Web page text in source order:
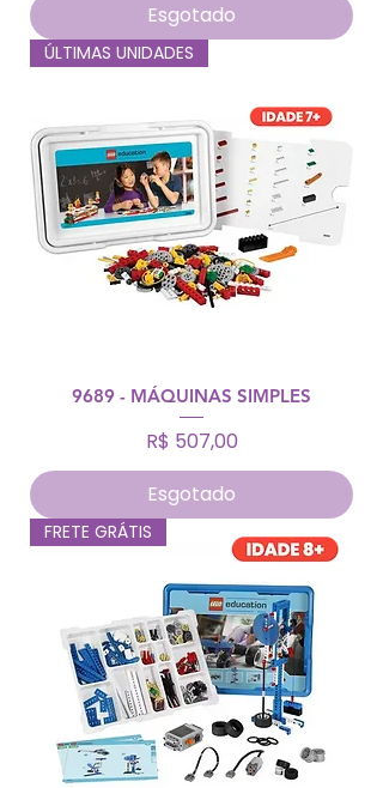
Esgotado
ÚLTIMAS UNIDADES
9689 - MÁQUINAS SIMPLES
Preço
R$ 507,00
Esgotado
FRETE GRÁTIS